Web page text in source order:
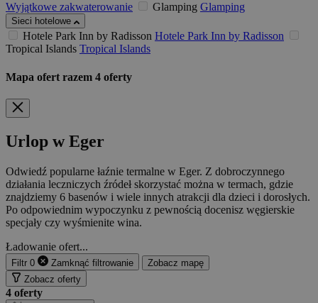
Wyjątkowe zakwaterowanie
Glamping Glamping
Sieci hotelowe
Hotele Park Inn by Radisson Hotele Park Inn by Radisson
Tropical Islands Tropical Islands
Mapa ofert razem 4 oferty
Urlop w Eger
Odwiedź popularne łaźnie termalne w Eger. Z dobroczynnego
działania leczniczych źródeł skorzystać można w termach, gdzie
znajdziemy 6 basenów i wiele innych atrakcji dla dzieci i dorosłych.
Po odpowiednim wypoczynku z pewnością docenisz węgierskie
specjały czy wyśmienite wina.
Ładowanie ofert...
Filtr 0 Zamknąć filtrowanie
Zobacz mapę
Zobacz oferty
4 oferty